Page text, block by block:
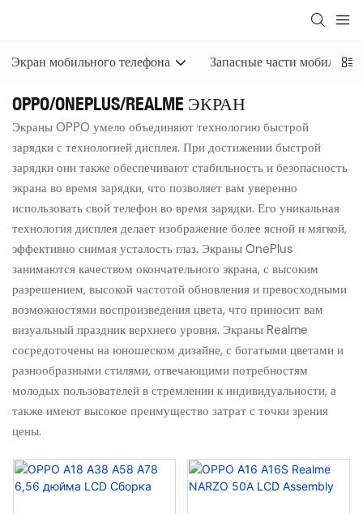
Экран мобильного телефона Запасные части
OPPO/ONEPLUS/REALME ЭКРАН
Экраны OPPO умело объединяют технологию быстрой
зарядки с технологией дисплея. При достижении быстрой
зарядки они также обеспечивают стабильность и безопасность
экрана во время зарядки, что позволяет вам уверенно
использовать свой телефон во время зарядки. Его уникальная
технология дисплея делает изображение более ясной и мягкой,
эффективно снимая усталость глаз. Экраны OnePlus
занимаются качеством окончательного экрана, с высоким
разрешением, высокой частотой обновления и превосходными
возможностями воспроизведения цвета, что приносит вам
визуальный праздник верхнего уровня. Экраны Realme
сосредоточены на юношеском дизайне, с богатыми цветами и
разнообразными стилями, отвечающими потребностям
молодых пользователей в стремлении к индивидуальности, а
также имеют высокое преимущество затрат с точки зрения
цены.